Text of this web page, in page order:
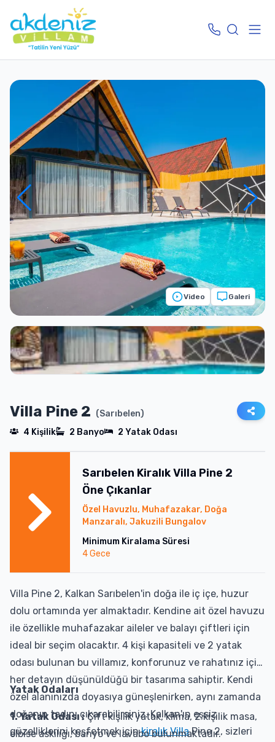
Video Galeri
Villa Pine 2 (Sarıbelen)
4 Kişilik 2 Banyo 2 Yatak Odası
Sarıbelen KiralıkVilla Pine 2
Öne Çıkanlar
Özel Havuzlu, Muhafazakar, Doğa
Manzaralı, Jakuzili Bungalov
Minimum Kiralama Süresi
4Gece
Villa Pine 2, Kalkan Sarıbelen'in doğa ile iç içe, huzur
dolu ortamında yer almaktadır. Kendine ait özel havuzu
ile özellikle muhafazakar aileler ve balayı çiftleri için
ideal bir seçim olacaktır. 4 kişi kapasiteli ve 2 yatak
odası bulunan bu villamız, konforunuz ve rahatınız için
her detayın düşünüldüğü bir tasarıma sahiptir. Kendi
özel alanınızda doyasıya güneşlenirken, aynı zamanda
doğanın tadını çıkarabilirsiniz. Kalkan'ın eşsiz
güzelliklerini keşfetmek içinkiralık VillaPine 2, sizleri
Yatak Odaları
1. Yatak Odası :Çift kişilik yatak, klima, 2 kişilik masa,
elbise askılığı, banyo ve lavabo bulunmaktadır.